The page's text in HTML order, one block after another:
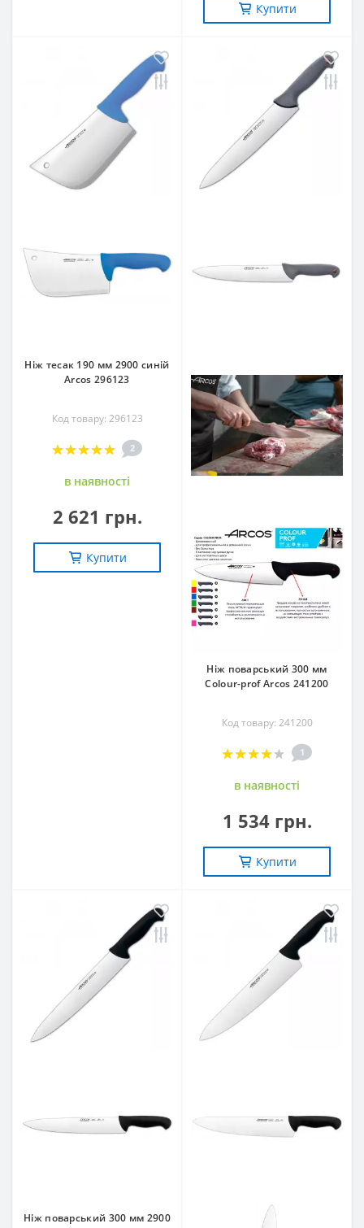
Купити
Ніж тесак 190 мм 2900 синій
Arcos 296123
Код товару: 296123
2
в наявностi
2 621 грн.
Купити
Ніж поварський 300 мм
Сolour-prof Arcos 241200
Код товару: 241200
1
в наявностi
1 534 грн.
Купити
Ніж поварський 300 мм 2900